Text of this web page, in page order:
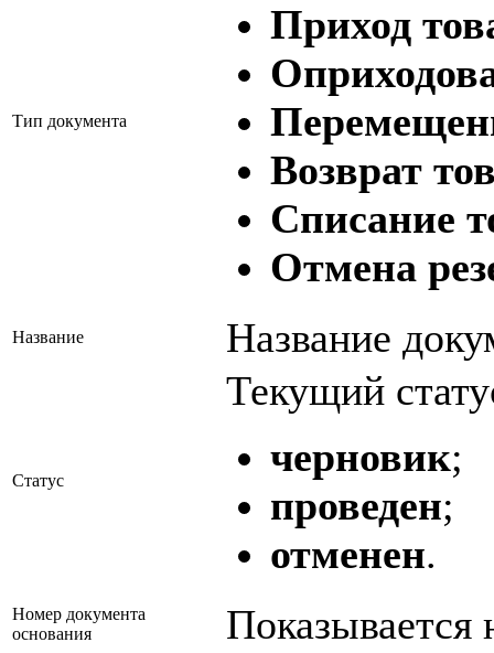
Тип документа
Приход
Возврат
Списание
Отмена
Название Название
Статус
Текущий
черновик;
проведен;
отменен.
Номер документа
основания
Показывается